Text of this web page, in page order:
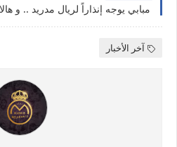
مبابي يوجه إنذاراً لريال مدريد .. و
آخر الأخبار